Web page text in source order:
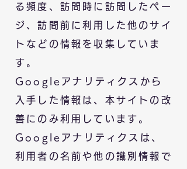
る頻度、訪問時に訪問したペー
ジ、訪問前に利用した他のサイ
トなどの情報を収集していま
す。
Googleアナリティクスから
入手した情報は、本サイトの改
善にのみ利用しています。
Googleアナリティクスは、
利用者の名前や他の識別情報で